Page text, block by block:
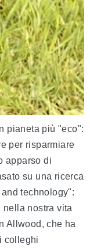
pianeta più "eco":
per risparmiare
apparso di
su una ricerca
technology":
nostra vita
Allwood, che ha
colleghi